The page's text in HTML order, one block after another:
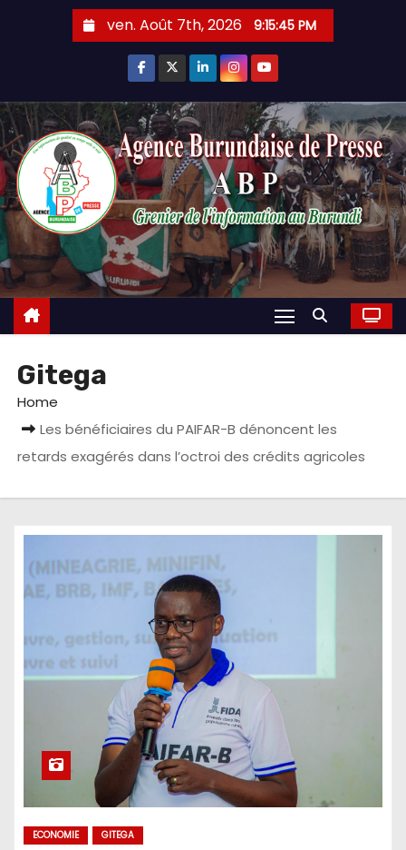
ven. Août 7th, 2026 9:15:46 PM
Gitega
Home
Les bénéficiaires du PAIFAR-B dénoncent les
retards exagérés dans l’octroi des crédits agricoles
ECONOMIE GITEGA